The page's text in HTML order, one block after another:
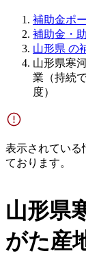
補助金ポ
補助金・
山形県 の
山形県寒
業（持続
度）
表示されている
ております。
山形県
がた産